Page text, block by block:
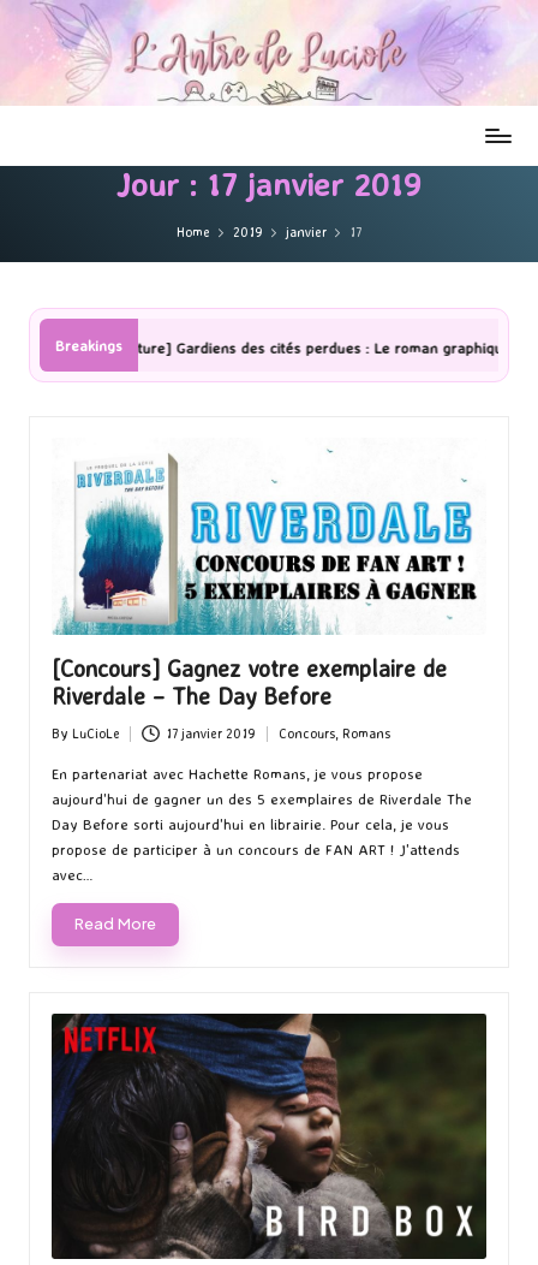
Jour : 17 janvier 2019
Home 2019 janvier 17
Breakings
[Lecture] Gardiens des cités perdues : Le roman graphique Tome 1 Partie 2
[Concours] Gagnez votre exemplaire de
Riverdale – The Day Before
Posted
by
By LuCioLe 17 janvier 2019
in
Concours, Romans
En partenariat avec Hachette Romans, je vous propose
aujourd'hui de gagner un des 5 exemplaires de Riverdale The
Day Before sorti aujourd'hui en librairie. Pour cela, je vous
propose de participer à un concours de FAN ART ! J'attends
avec…
Read More